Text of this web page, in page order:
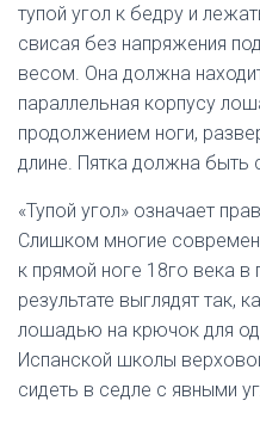
тупой угол к бедру и
свисая без напряжения
весом. Она должна
параллельная корпусу
продолжением ноги,
длине. Пятка должна быть
«Тупой угол» означает
Слишком многие
к прямой ноге 18го века в
результате выглядят так,
лошадью на крючок для
Испанской школы
сидеть в седле с явными